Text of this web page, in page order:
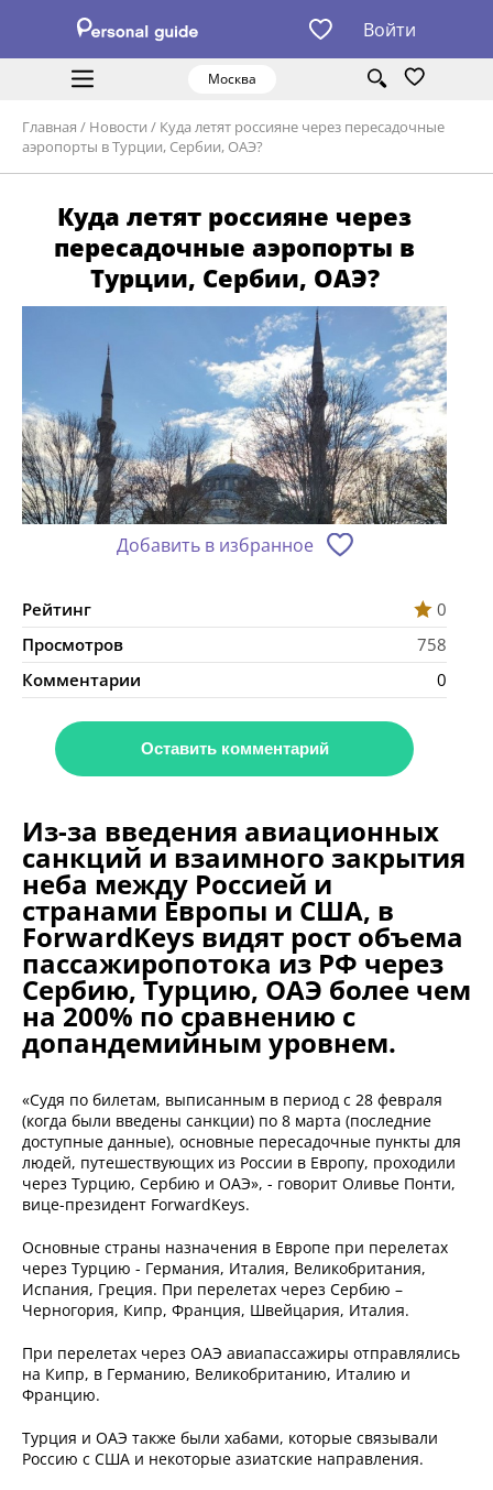
Войти
Москва
Главная / Новости / Куда летят россияне через пересадочные
аэропорты в Турции, Сербии, ОАЭ?
Куда летят россияне через
пересадочные аэропорты в
Турции, Сербии, ОАЭ?
Добавить в избранное
Рейтинг
0
Просмотров
758
Комментарии
0
Оставить комментарий
Из-за введения авиационных
санкций и взаимного закрытия
неба между Россией и
странами Европы и США, в
ForwardKeys видят рост объема
пассажиропотока из РФ через
Сербию, Турцию, ОАЭ более чем
на 200% по сравнению с
допандемийным уровнем.
«Судя по билетам, выписанным в период с 28 февраля
(когда были введены санкции) по 8 марта (последние
доступные данные), основные пересадочные пункты для
людей, путешествующих из России в Европу, проходили
через Турцию, Сербию и ОАЭ», - говорит Оливье Понти,
вице-президент ForwardKeys.
Основные страны назначения в Европе при перелетах
через Турцию - Германия, Италия, Великобритания,
Испания, Греция. При перелетах через Сербию –
Черногория, Кипр, Франция, Швейцария, Италия.
При перелетах через ОАЭ авиапассажиры отправлялись
на Кипр, в Германию, Великобританию, Италию и
Францию.
Турция и ОАЭ также были хабами, которые связывали
Россию с США и некоторые азиатские направления.